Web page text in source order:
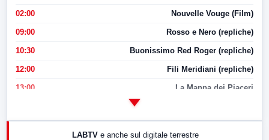
02:00 Nouvelle Vouge (Film)
09:00 Rosso e Nero (repliche)
10:30 Buonissimo Red Roger (repliche)
12:00 Fili Meridiani (repliche)
13:00 La Mappa dei Piaceri
LABTV e anche sul digitale terrestre